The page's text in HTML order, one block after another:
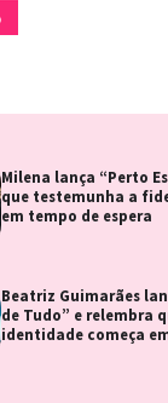
Milena lança “Perto
que testemunha a
em tempo de espera
Beatriz Guimarães
de Tudo” e relembra
identidade começa